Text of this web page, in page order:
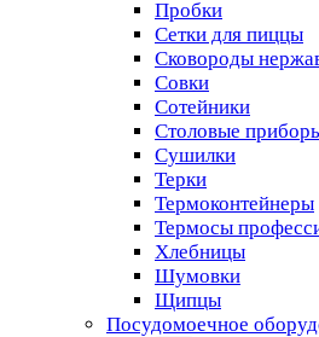
Пробки
Сетки для пиццы
Сковороды
Совки
Сотейники
Столовые
Сушилки
Терки
Термоконтейнеры
Термосы
Хлебницы
Шумовки
Щипцы
Посудомоечное